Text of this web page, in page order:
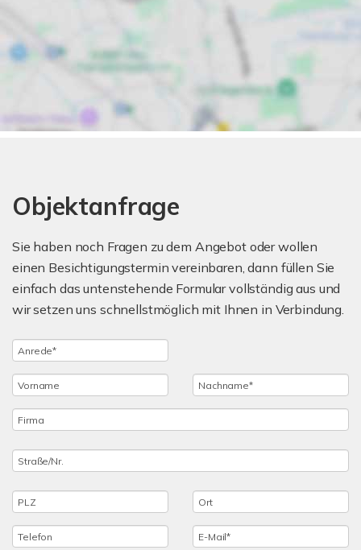
Objektanfrage
Sie haben noch Fragen zu dem Angebot oder wollen
einen Besichtigungstermin vereinbaren, dann füllen Sie
einfach das untenstehende Formular vollständig aus und
wir setzen uns schnellstmöglich mit Ihnen in Verbindung.